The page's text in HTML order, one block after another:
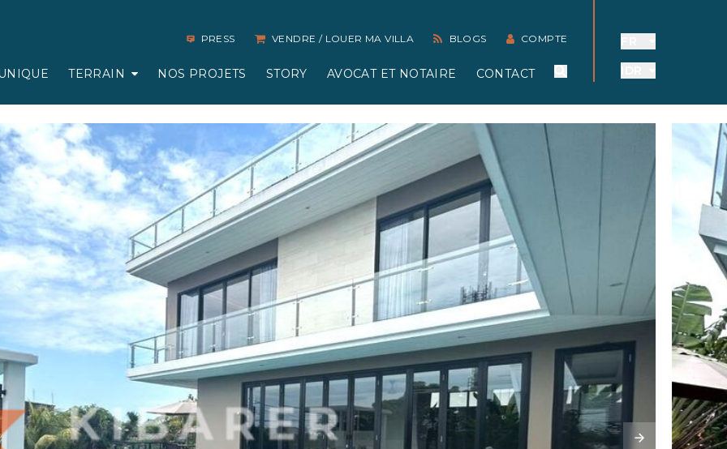
PRESS VENDRE / LOUER MA VILLA BLOGS COMPTE
UNIQUE TERRAIN NOS PROJETS STORY AVOCAT ET NOTAIRE CONTACT